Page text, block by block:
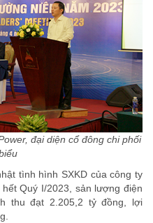
đại diện cổ đông chi phối
tình hình SXKD của công ty
Quý I/2023, sản lượng điện
thu đạt 2.205,2 tỷ đồng, lợi